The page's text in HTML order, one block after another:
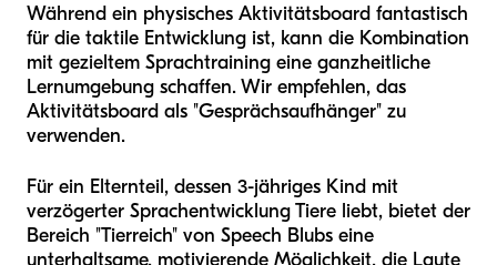
Während ein physisches Aktivitätsboard fantastisch
für die taktile Entwicklung ist, kann die Kombination
mit gezieltem Sprachtraining eine ganzheitliche
Lernumgebung schaffen. Wir empfehlen, das
Aktivitätsboard als "Gesprächsaufhänger" zu
verwenden.
Für ein Elternteil, dessen 3-jähriges Kind mit
verzögerter Sprachentwicklung Tiere liebt, bietet der
Bereich "Tierreich" von Speech Blubs eine
unterhaltsame, motivierende Möglichkeit, die Laute